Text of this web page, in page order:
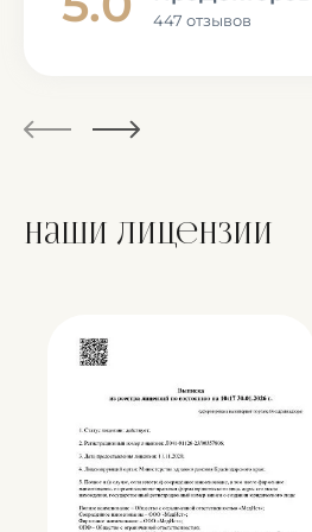
447 отзывов
Наши лицензии